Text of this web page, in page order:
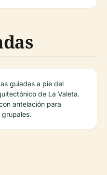
guiadas a pie del
de La Valeta.
antelación para